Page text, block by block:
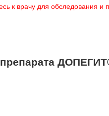
к врачу для обследования и